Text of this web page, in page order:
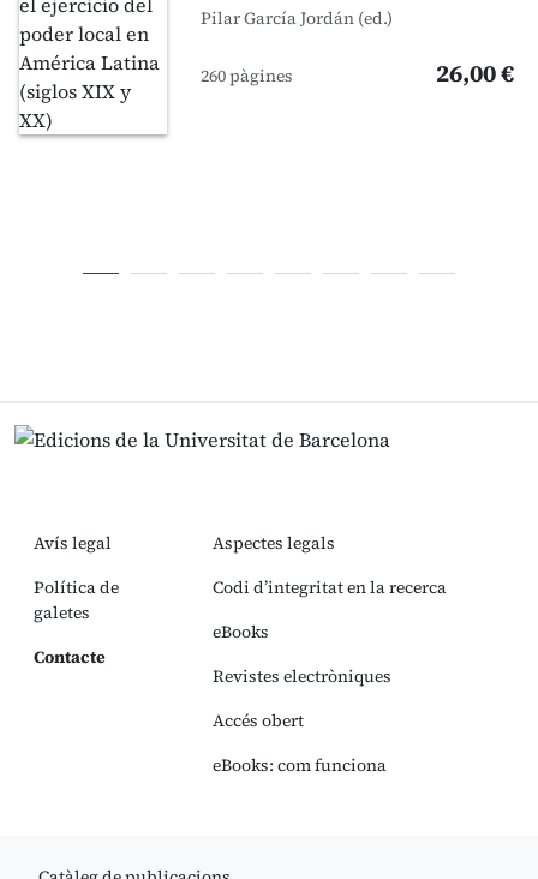
Pilar García Jordán (ed.)
260 pàgines 26,00 €
Avís legal
Política de
galetes
Contacte
Aspectes legals
Codi d’integritat en la recerca
eBooks
Revistes electròniques
Accés obert
eBooks: com funciona